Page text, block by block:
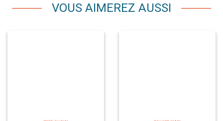
VOUS AIMEREZ AUSSI